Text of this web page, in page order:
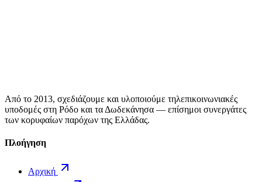
Από το 2013, σχεδιάζουμε και υλοποιούμε τηλεπικοινωνιακές
υποδομές στη Ρόδο και τα Δωδεκάνησα — επίσημοι συνεργάτες
των κορυφαίων παρόχων της Ελλάδας.
Πλοήγηση
Αρχική